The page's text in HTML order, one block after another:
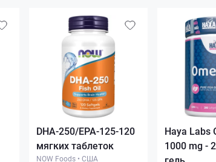
DHA-250/EPA-125-120
мягких таблеток
NOW Foods • США
Haya Labs
1000 mg -